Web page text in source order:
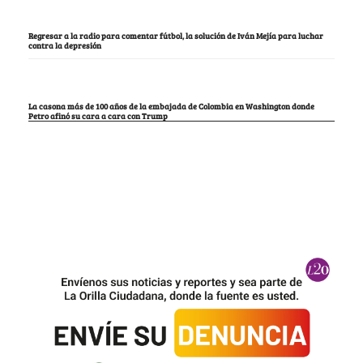
Regresar a la radio para comentar fútbol, la solución de Iván Mejía para luchar
contra la depresión
La casona más de 100 años de la embajada de Colombia en Washington donde
Petro afinó su cara a cara con Trump